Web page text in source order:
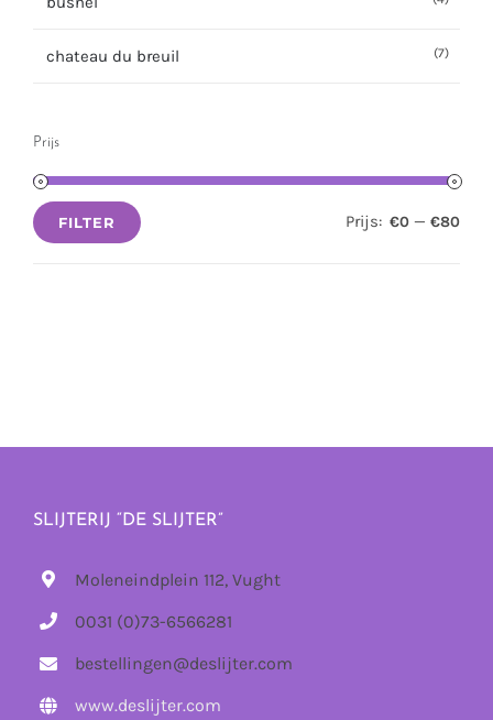
chateau du breuil (7)
Prijs
Min.
Max.
FILTER Prijs: €0 — €80
SLIJTERIJ “DE SLIJTER”
Moleneindplein 112, Vught
0031 (0)73-6566281
bestellingen@deslijter.com
www.deslijter.com